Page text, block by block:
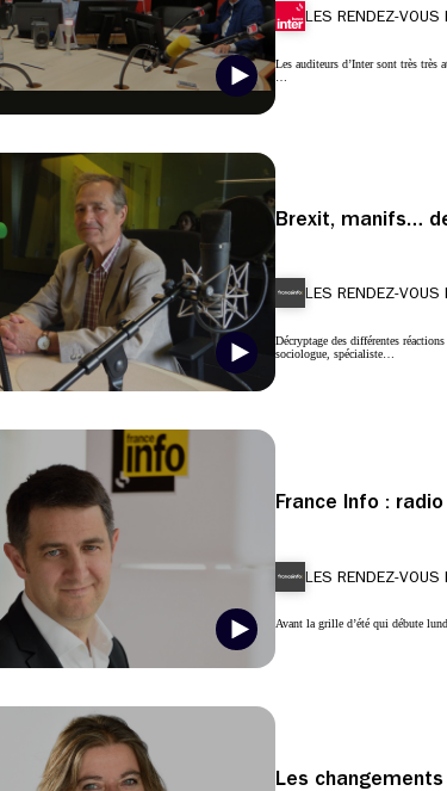
LES RENDEZ-VOUS
Les auditeurs d’Inter sont très très
Brexit, manifs…
LES RENDEZ-VOUS
Décryptage des différentes
sociologue, spécialiste…
France Info :
LES RENDEZ-VOUS
Avant la grille d’été qui débute
Les